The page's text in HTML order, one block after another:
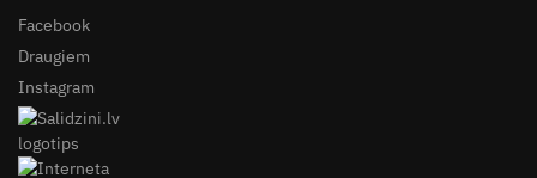
Facebook
Draugiem
Instagram